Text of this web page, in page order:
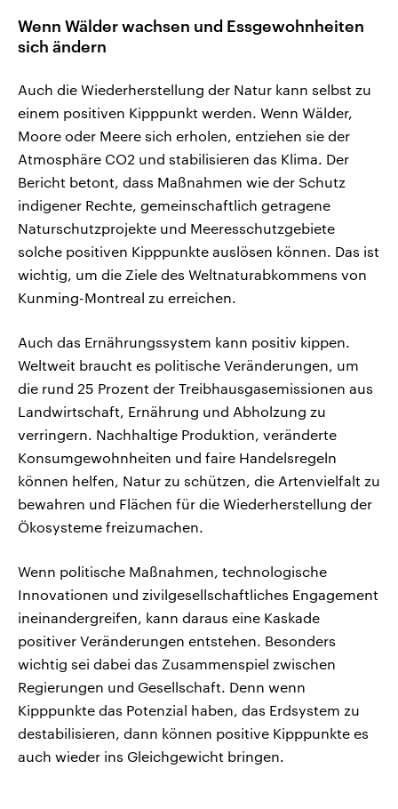
Wenn Wälder wachsen und Essgewohnheiten
sich ändern
Auch die Wiederherstellung der Natur kann selbst zu
einem positiven Kipppunkt werden. Wenn Wälder,
Moore oder Meere sich erholen, entziehen sie der
Atmosphäre CO2 und stabilisieren das Klima. Der
Bericht betont, dass Maßnahmen wie der Schutz
indigener Rechte, gemeinschaftlich getragene
Naturschutzprojekte und Meeresschutzgebiete
solche positiven Kipppunkte auslösen können. Das ist
wichtig, um die Ziele des Weltnaturabkommens von
Kunming-Montreal zu erreichen.
Auch das Ernährungssystem kann positiv kippen.
Weltweit braucht es politische Veränderungen, um
die rund 25 Prozent der Treibhausgasemissionen aus
Landwirtschaft, Ernährung und Abholzung zu
verringern. Nachhaltige Produktion, veränderte
Konsumgewohnheiten und faire Handelsregeln
können helfen, Natur zu schützen, die Artenvielfalt zu
bewahren und Flächen für die Wiederherstellung der
Ökosysteme freizumachen.
Wenn politische Maßnahmen, technologische
Innovationen und zivilgesellschaftliches Engagement
ineinandergreifen, kann daraus eine Kaskade
positiver Veränderungen entstehen. Besonders
wichtig sei dabei das Zusammenspiel zwischen
Regierungen und Gesellschaft. Denn wenn
Kipppunkte das Potenzial haben, das Erdsystem zu
destabilisieren, dann können positive Kipppunkte es
auch wieder ins Gleichgewicht bringen.